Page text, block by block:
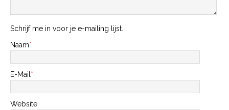
Schrijf me in voor je e-mailing lijst.
Naam*
E-Mail*
Website